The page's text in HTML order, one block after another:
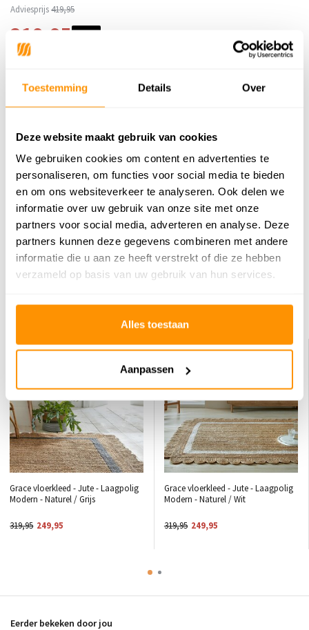
Toestemming Details Over
Deze website maakt gebruik van cookies
We gebruiken cookies om content en advertenties te
personaliseren, om functies voor social media te bieden
en om ons websiteverkeer te analyseren. Ook delen we
informatie over uw gebruik van onze site met onze
partners voor social media, adverteren en analyse. Deze
partners kunnen deze gegevens combineren met andere
informatie die u aan ze heeft verstrekt of die ze hebben
verzameld op basis van uw gebruik van hun services.
Alles toestaan
Aanpassen
Adviesprijs419,95
319,95 24%
Reviews
5/ 5 Gemiddelde uit 1 beoordelingen
5/ 5
Mirjam v R v K-Brouwer op
28 Maart 2024
Tapijt is helemaal zoals het op de site
stond. Ben er super blij mee!
Schrijf je eigen review
KORTING 22%
Grace vloerkleed - Jute - Laagpolig
Modern - Naturel / Grijs
319,95 249,95
KORTING 22%
Grace vloerkleed - Jute - Laagpolig
Modern - Naturel / Wit
319,95 249,95
Eerder bekeken door jou